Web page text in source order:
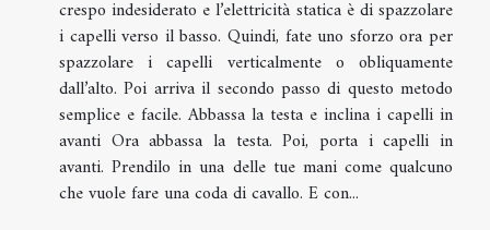
crespo indesiderato e l’elettricità statica è di spazzolare
i capelli verso il basso. Quindi, fate uno sforzo ora per
spazzolare i capelli verticalmente o obliquamente
dall’alto. Poi arriva il secondo passo di questo metodo
semplice e facile. Abbassa la testa e inclina i capelli in
avanti Ora abbassa la testa. Poi, porta i capelli in
avanti. Prendilo in una delle tue mani come qualcuno
che vuole fare una coda di cavallo. E con...